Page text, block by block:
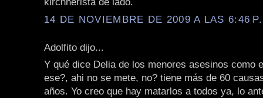
14 DE NOVIEMBRE DE 2009 A LAS 6:46
Adolfito dijo...
Y qué dice Delia de los menores asesinos como
ese?, ahi no se mete, no? tiene más de 60
años. Yo creo que hay matarlos a todos ya, lo